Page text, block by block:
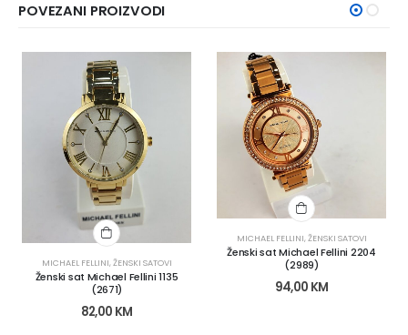
POVEZANI PROIZVODI
MICHAEL FELLINI,ŽENSKI SATOVI
Ženski sat Michael Fellini 1135
(2671)
82,00 KM
MICHAEL FELLINI,ŽENSKI SATOVI
Ženski sat Michael Fellini 2204
(2989)
94,00 KM